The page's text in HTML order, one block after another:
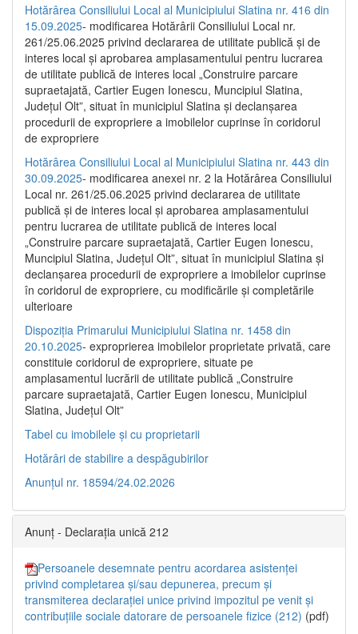
Hotărârea Consiliului Local al Municipiului Slatina nr. 416 din
15.09.2025- modificarea Hotărârii Consiliului Local nr.
261/25.06.2025 privind declararea de utilitate publică și de
interes local și aprobarea amplasamentului pentru lucrarea
de utilitate publică de interes local „Construire parcare
supraetajată, Cartier Eugen Ionescu, Muncipiul Slatina,
Județul Olt”, situat în municipiul Slatina și declanșarea
procedurii de expropriere a imobilelor cuprinse în coridorul
de expropriere
Hotărârea Consiliului Local al Municipiului Slatina nr. 443 din
30.09.2025- modificarea anexei nr. 2 la Hotărârea Consiliului
Local nr. 261/25.06.2025 privind declararea de utilitate
publică şi de interes local şi aprobarea amplasamentului
pentru lucrarea de utilitate publică de interes local
„Construire parcare supraetajată, Cartier Eugen Ionescu,
Muncipiul Slatina, Judeţul Olt”, situat în municipiul Slatina şi
declanşarea procedurii de expropriere a imobilelor cuprinse
în coridorul de expropriere, cu modificările şi completările
ulterioare
Dispoziția Primarului Municipiului Slatina nr. 1458 din
20.10.2025- exproprierea imobilelor proprietate privată, care
constituie coridorul de expropriere, situate pe
amplasamentul lucrării de utilitate publică „Construire
parcare supraetajată, Cartier Eugen Ionescu, Municipiul
Slatina, Județul Olt”
Tabel cu imobilele și cu proprietarii
Hotărâri de stabilire a despăgubirilor
Anunțul nr. 18594/24.02.2026
Anunț - Declarația unică 212
Persoanele desemnate pentru acordarea asistenței
privind completarea și/sau depunerea, precum și
transmiterea declarației unice privind impozitul pe venit și
contribuțiile sociale datorare de persoanele fizice (212) (pdf)